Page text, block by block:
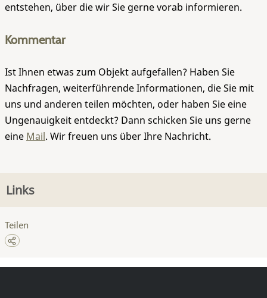
entstehen, über die wir Sie gerne vorab informieren.
Kommentar
Ist Ihnen etwas zum Objekt aufgefallen? Haben Sie
Nachfragen, weiterführende Informationen, die Sie mit
uns und anderen teilen möchten, oder haben Sie eine
Ungenauigkeit entdeckt? Dann schicken Sie uns gerne
eine Mail. Wir freuen uns über Ihre Nachricht.
Links
Teilen